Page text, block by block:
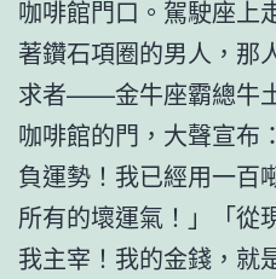
咖啡館門口。駕駛座上
著鑽石項圈的男人，那
求者——金牛座霸總牛
咖啡館的門，大聲宣布
負運勢！我已經用一百
所有的壞運氣！」「從
我主宰！我的金錢，就